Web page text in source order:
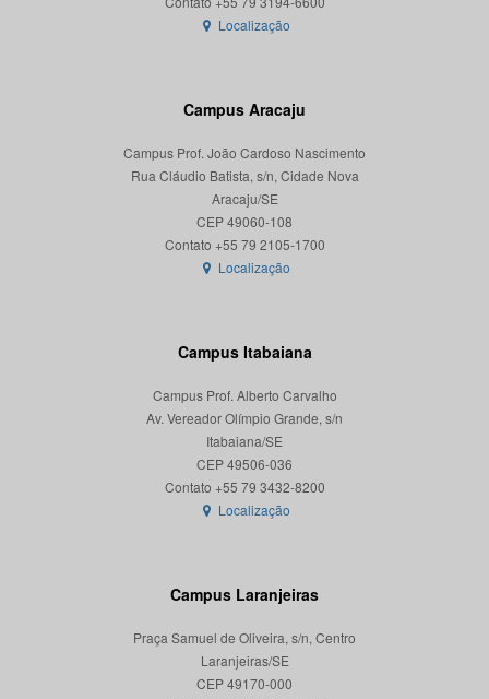
Localização
Campus Aracaju
Campus Prof. João Cardoso Nascimento
Rua Cláudio Batista, s/n, Cidade Nova
Aracaju/SE
CEP 49060-108
Localização
Campus Itabaiana
Campus Prof. Alberto Carvalho
Av. Vereador Olímpio Grande, s/n
Itabaiana/SE
CEP 49506-036
Localização
Campus Laranjeiras
Praça Samuel de Oliveira, s/n, Centro
Laranjeiras/SE
CEP 49170-000